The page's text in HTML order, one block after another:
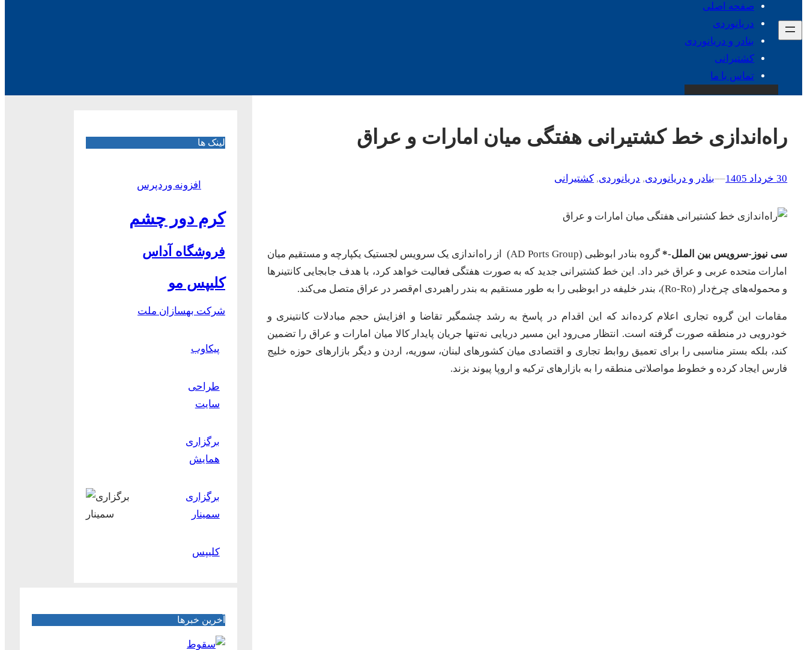
صفحه اصلی
دریانوردی
بنادر و دریانوردی
کشتیرانی
تماس با ما
راه‌اندازی خط کشتیرانی هفتگی میان امارات و عراق
30 خرداد 1405 –
–بنادر و دریانوردی, دریانوردی, کشتیرانی
سی نیوز-سرویس بین الملل-*
گروه بنادر ابوظبی (AD Ports Group) از راه‌اندازی یک سرویس لجستیک یکپارچه و مستقیم میان
امارات متحده عربی و عراق خبر داد. این خط کشتیرانی جدید که به صورت هفتگی فعالیت خواهد کرد، با هدف جابجایی کانتینرها
و محموله‌های چرخ‌دار (Ro-Ro)، بندر خلیفه در ابوظبی را به طور مستقیم به بندر راهبردی ام‌قصر در عراق متصل می‌کند.
مقامات این گروه تجاری اعلام کرده‌اند که این اقدام در پاسخ به رشد چشمگیر تقاضا و افزایش حجم مبادلات کانتینری و
خودرویی در منطقه صورت گرفته است. انتظار می‌رود این مسیر دریایی نه‌تنها جریان پایدار کالا میان امارات و عراق را تضمین
کند، بلکه بستر مناسبی را برای تعمیق روابط تجاری و اقتصادی میان کشورهای لبنان، سوریه، اردن و دیگر بازارهای حوزه خلیج
فارس ایجاد کرده و خطوط مواصلاتی منطقه را به بازارهای ترکیه و اروپا پیوند بزند.
لینک ها
افزونه وردپرس
کرم دور چشم
فروشگاه آداس
کلیپس مو
شرکت بهسازان ملت
پیکاوب
طراحی
سایت
برگزاری
همایش
برگزاری
سمینار
کلیپس
آخرین خبرها